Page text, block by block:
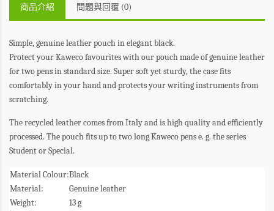
商品介紹 問題與回覆 (0)
Simple, genuine leather pouch in elegant black.
Protect your Kaweco favourites with our pouch made of genuine leather
for two pens in standard size. Super soft yet sturdy, the case fits
comfortably in your hand and protects your writing instruments from
scratching.
The recycled leather comes from Italy and is high quality and efficiently
processed. The pouch fits up to two long Kaweco pens e. g. the series
Student or Special.
Material Colour:Black
Material:
Genuine leather
Weight:
13 g